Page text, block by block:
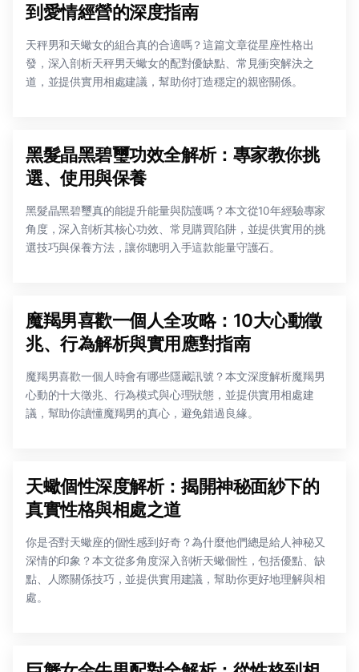
到愛情經營的深度指南
天秤男和天蠍女的組合真的合適嗎？這篇文章從星座性格出
發，深入剖析天秤男天蠍女的配對優缺點、常見衝突解決之
道，並提供實用相處建議，幫助你打造穩定的親密關係。
黑髮晶黑碧璽功效全解析：專家教你挑
選、使用與保養
黑髮晶黑碧璽真的能提升能量與防護嗎？本文從10年經驗專家
角度，深入剖析其核心功效、常見購買陷阱，並提供實用的挑
選技巧與保養方法，讓你聰明入手這款能量守護石。
魔羯男喜歡一個人全攻略：10大心動徵
兆、行為解析與實用應對指南
魔羯男喜歡一個人時會有哪些隱藏訊號？本文深度解析魔羯男
心動的十大徵兆、行為模式與心理狀態，並提供實用相處建
議，幫助你讀懂魔羯男的真心，避免錯過良緣。
天蠍個性深度解析：揭開神秘面紗下的
真實性格與相處之道
你是否對天蠍座的個性感到好奇？為什麼他們總是給人神秘又
深情的印象？本文從多角度深入剖析天蠍個性，包括優點、缺
點、人際關係技巧，並提供實用建議，幫助你更好地理解與相
處。